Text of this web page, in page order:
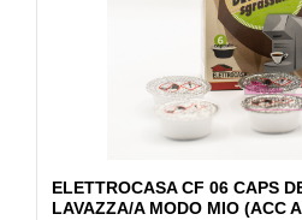
ELETTROCASA CF 06 CAPS
LAVAZZA/A MODO MIO (ACC